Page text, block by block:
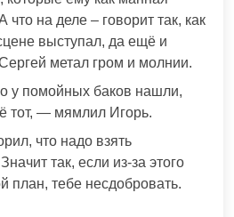
что на деле – говорит так, как
выступал, да ещё и
метал гром и молнии.
у помойных баков нашли,
тот, — мямлил Игорь.
что надо взять
так, если из-за этого
план, тебе несдобровать.